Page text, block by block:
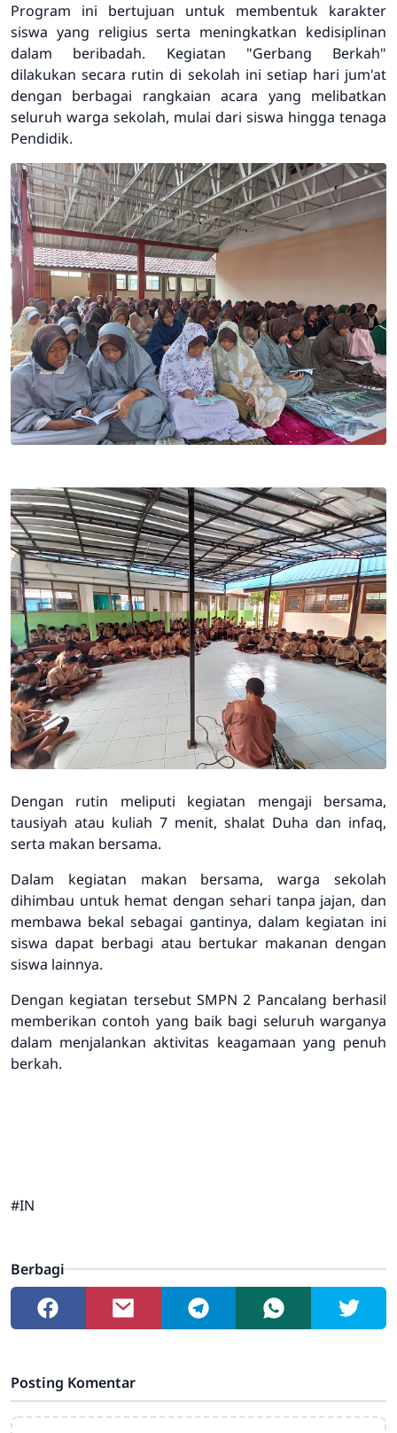
Program ini bertujuan untuk membentuk karakter
siswa yang religius serta meningkatkan kedisiplinan
dalam beribadah. Kegiatan "Gerbang Berkah"
dilakukan secara rutin di sekolah ini setiap hari jum'at
dengan berbagai rangkaian acara yang melibatkan
seluruh warga sekolah, mulai dari siswa hingga tenaga
Pendidik.
Dengan rutin meliputi kegiatan mengaji bersama,
tausiyah atau kuliah 7 menit, shalat Duha dan infaq,
serta makan bersama.
Dalam kegiatan makan bersama, warga sekolah
dihimbau untuk hemat dengan sehari tanpa jajan, dan
membawa bekal sebagai gantinya, dalam kegiatan ini
siswa dapat berbagi atau bertukar makanan dengan
siswa lainnya.
Dengan kegiatan tersebut SMPN 2 Pancalang berhasil
memberikan contoh yang baik bagi seluruh warganya
dalam menjalankan aktivitas keagamaan yang penuh
berkah.
#IN
Berbagi
Posting Komentar